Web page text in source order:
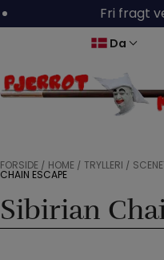
Hop
til
Fri fragt
Da
FORSIDE / HOME / TRYLLERI /
CHAIN ESCAPE
Sibirian